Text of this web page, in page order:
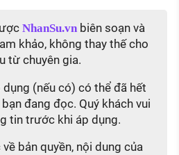
NhanSu.vnbiên soạn và
khảo, không thay thế cho
từ chuyên gia.
(nếu có) có thể đã hết
đang đọc. Quý khách vui
tin trước khi áp dụng.
bản quyền, nội dung của